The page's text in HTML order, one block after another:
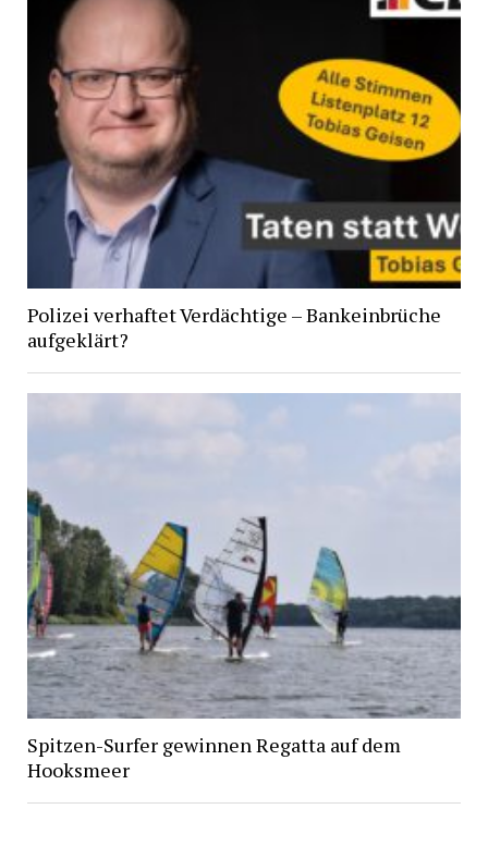
Polizei verhaftet Verdächtige – Bankeinbrüche
aufgeklärt?
Spitzen-Surfer gewinnen Regatta auf dem
Hooksmeer